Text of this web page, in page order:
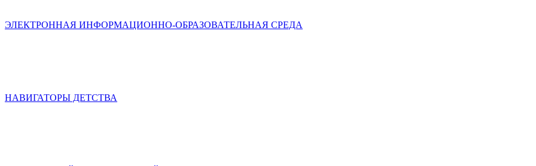
ЭЛЕКТРОННАЯ ИНФОРМАЦИОННО-ОБРАЗОВАТЕЛЬНАЯ СРЕДА
НАВИГАТОРЫ ДЕТСТВА